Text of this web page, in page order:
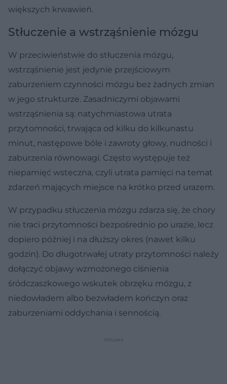
większych krwawień.
Stłuczenie a wstrząśnienie mózgu
W przeciwieństwie do stłuczenia mózgu,
wstrząśnienie jest jedynie przejściowym
zaburzeniem czynności mózgu bez żadnych zmian
w jego strukturze. Zasadniczymi objawami
wstrząśnienia są: natychmiastowa utrata
przytomności, trwająca od kilku do kilkunastu
minut, następowe bóle i zawroty głowy, nudności i
zaburzenia równowagi. Często występuje też
niepamięć wsteczna, czyli utrata pamięci na temat
zdarzeń mających miejsce na krótko przed urazem.
W przypadku stłuczenia mózgu zdarza się, że chory
nie traci przytomności bezpośrednio po urazie, lecz
dopiero później i na dłuższy okres (nawet kilku
godzin). Do długotrwałej utraty przytomności należy
dołączyć objawy wzmożonego ciśnienia
śródczaszkowego wskutek obrzęku mózgu, z
niedowładem albo bezwładem kończyn oraz
zaburzeniami oddychania i sennością.